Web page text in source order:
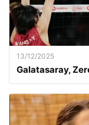
13/12/2025
Galatasaray,